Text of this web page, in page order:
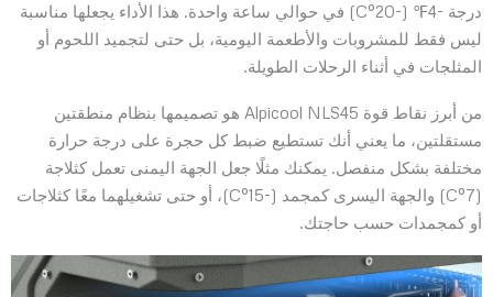
درجة -4℉ (-20°C) في حوالي ساعة واحدة. هذا الأداء يجعلها مناسبة
ليس فقط للمشروبات والأطعمة اليومية، بل حتى لتجميد اللحوم أو
المثلجات في أثناء الرحلات الطويلة.
من أبرز نقاط قوة Alpicool NLS45 هو تصميمها بنظام منطقتين
مستقلتين، ما يعني أنك تستطيع ضبط كل حجرة على درجة حرارة
مختلفة بشكل منفصل. يمكنك مثلًا جعل الجهة اليمنى تعمل كثلاجة
(7°C) والجهة اليسرى كمجمد (-15°C)، أو حتى تشغيلهما معًا كثلاجات
أو كمجمدات حسب حاجتك.